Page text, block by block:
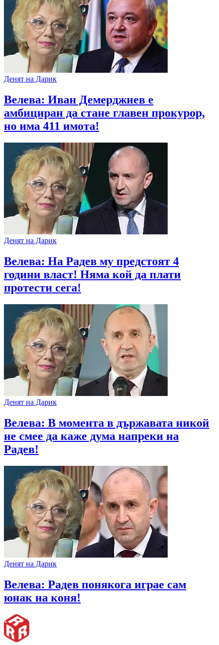
Денят на Дарик
Велева: Иван Демерджиев е
амбициран да стане главен прокурор,
но има 411 имота!
Денят на Дарик
Велева: На Радев му предстоят 4
години власт! Няма кой да плати
протести сега!
Денят на Дарик
Велева: В момента в държавата никой
не смее да каже дума напреки на
Радев!
Денят на Дарик
Велева: Радев понякога играе сам
юнак на коня!